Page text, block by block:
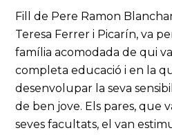
Fill de Pere Ramon
Teresa Ferrer i Picarín, va
família acomodada de qui
completa educació i en la
desenvolupar la seva
de ben jove. Els pares, que
seves facultats, el van